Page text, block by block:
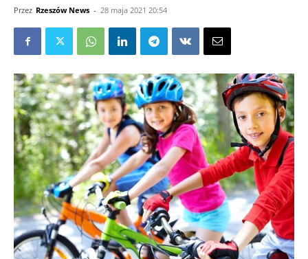
Przez Rzeszów News - 28 maja 2021 20:54